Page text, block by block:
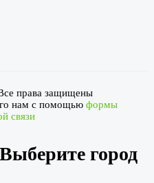
права защищены
нам с помощью формы
связи
Выберите город